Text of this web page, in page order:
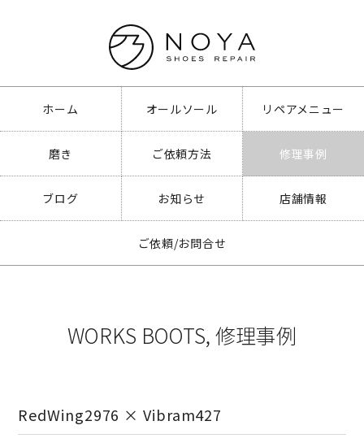
ホーム オールソール リペアメニュー
磨き ご依頼方法 修理事例
ブログ お知らせ 店舗情報
ご依頼/お問合せ
WORKS BOOTS,修理事例
RedWing2976 × Vibram427